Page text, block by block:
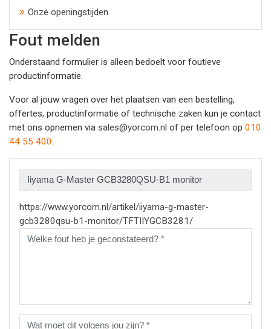
Onze openingstijden
Fout melden
Onderstaand formulier is alleen bedoelt voor foutieve
productinformatie.
Voor al jouw vragen over het plaatsen van een bestelling,
offertes, productinformatie of technische zaken kun je contact
met ons opnemen via sales@yorcom.nl of per telefoon op 010
44 55 400.
https://www.yorcom.nl/artikel/iiyama-g-master-
gcb3280qsu-b1-monitor/TFTIIYGCB3281/